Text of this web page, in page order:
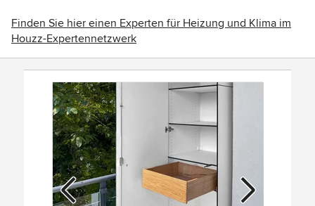
Finden Sie hier einen Experten für Heizung und Klima im
Houzz-Expertennetzwerk